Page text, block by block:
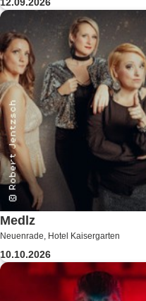
Medlz
Neuenrade, Hotel Kaisergarten
10.10.2026